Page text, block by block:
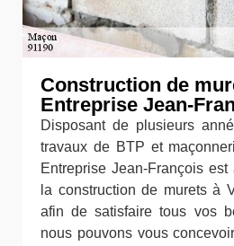
Construction de
Entreprise Jean-
Disposant de plusieurs
travaux de BTP et
Entreprise Jean-François est
la construction de murets à
afin de satisfaire tous vos
nous pouvons vous